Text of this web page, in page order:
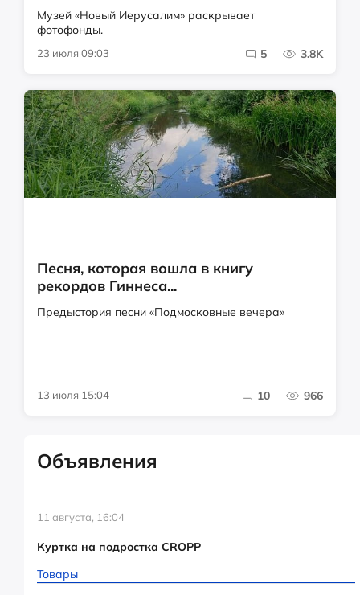
Музей «Новый Иерусалим» раскрывает
фотофонды.
23 июля 09:03 5 3.8K
Песня, которая вошла в книгу
рекордов Гиннеса...
Предыстория песни «Подмосковные вечера»
13 июля 15:04 10 966
Объявления
11 августа, 16:04
Куртка на подростка CROPP
Товары